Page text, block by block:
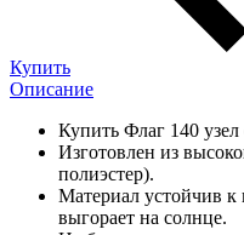
Купить
Описание
Купить Флаг 140
Изготовлен из
полиэстер).
Материал устойчив к
выгорает на солнце.